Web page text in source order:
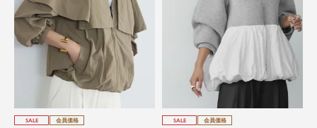
SALE 会員価格 SALE 会員価格